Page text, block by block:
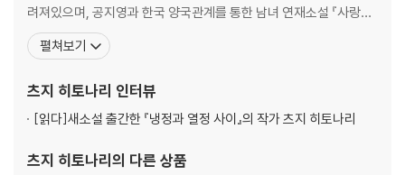
려져있으며, 공지영과 한국 양국관계를 통한 남녀 연재소설 『사랑후
에 오는 것들』을 통하여 한국에서의 인지도를 더욱 넓혔다. 1959년 1
0월 4일 도쿄도 미나미타마군 히노쵸(현 히노시)에서 출생하였고,
성하여 보컬로 데뷔하였고, 1989년 『
펼쳐보기
츠지 히토나리 인터뷰
[읽다]새소설 출간한 『냉정과 열정 사이』의 작가 츠지 히토나리
츠지 히토나리 의 다른 상품